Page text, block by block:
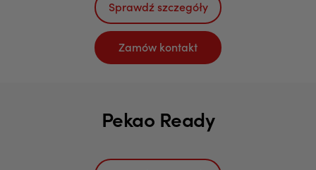
Sprawdź szczegóły
Zamów kontakt
Pekao Ready